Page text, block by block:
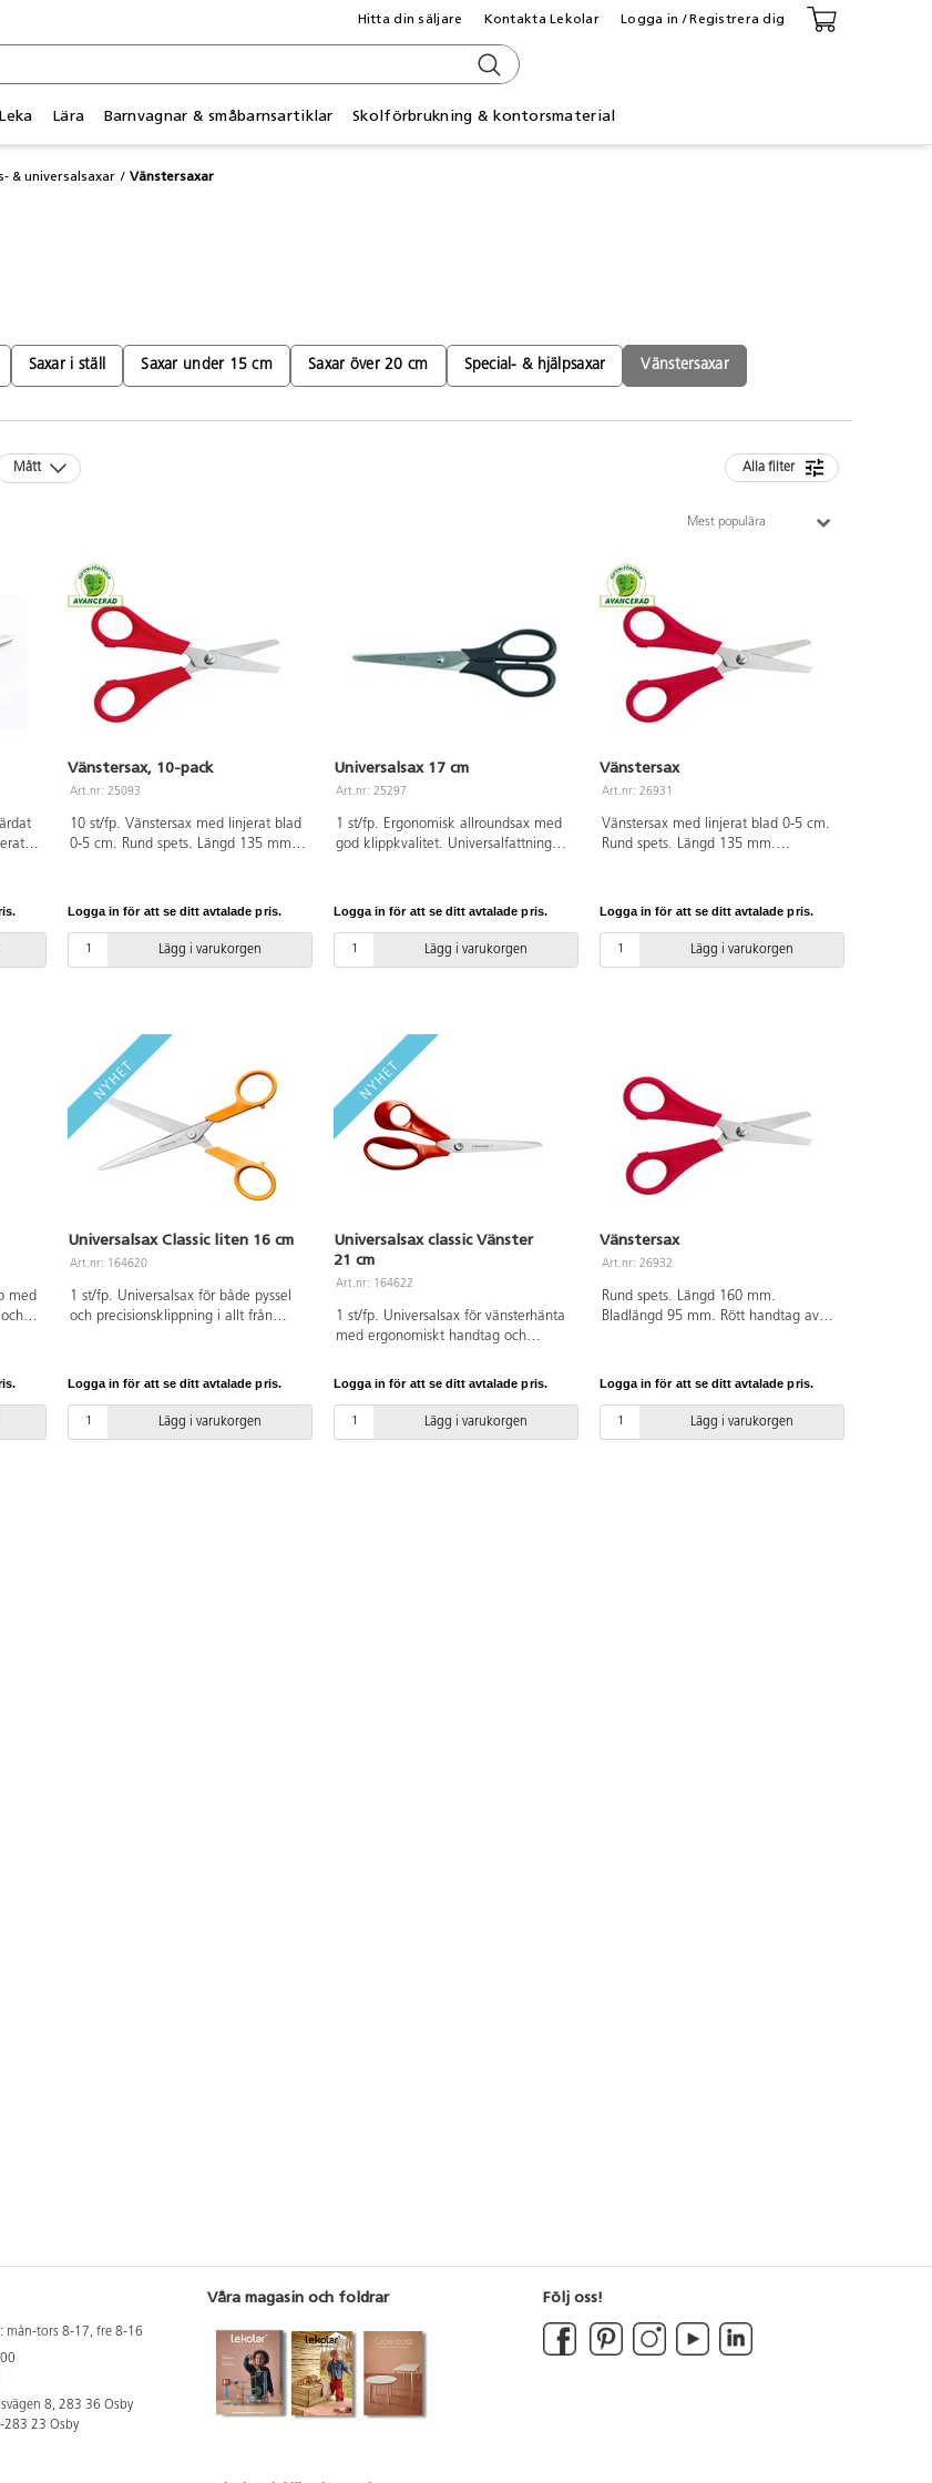
Leka Lära Barnvagnar & småbarnsartiklar Skolförbrukning & kontorsmaterial
Hitta din säljare Kontakta Lekolar Logga in / Registrera dig
& universalsaxar Vänstersaxar
Saxar i ställ Saxar under 15 cm Saxar över 20 cm Special- & hjälpsaxar Vänstersaxar
Mått Alla filter
Mest populära
Vänstersax, 10-pack
Art.nr: 25093
10 st/fp. Vänstersax med linjerat blad
0-5 cm. Rund spets. Längd 135 mm.
Logga in för att se ditt avtalade pris.
Lägg i varukorgen
Universalsax 17 cm
Art.nr: 25297
1 st/fp. Ergonomisk allroundsax med
god klippkvalitet. Universalfattning
Tillverkad i rostfritt stål och handtag i
Logga in för att se ditt avtalade pris.
Lägg i varukorgen
Vänstersax
Art.nr: 26931
Vänstersax med linjerat blad 0-5 cm.
Rund spets. Längd 135 mm.
Logga in för att se ditt avtalade pris.
Lägg i varukorgen
med
Universalsax Classic liten 16 cm
Art.nr: 164620
1 st/fp. Universalsax för både pyssel
och precisionsklippning i allt från
höger- och vänsterhänta. Längd
Tillverkad i rostfritt stål och PBT.
Rengörs med fuktig trasa, tål
Logga in för att se ditt avtalade pris.
Lägg i varukorgen
Universalsax classic Vänster
21 cm
Art.nr: 164622
1 st/fp. Universalsax för vänsterhänta
med ergonomiskt handtag och
Längd 210 mm. Bladlängd 102 mm.
maskindisk.
Logga in för att se ditt avtalade pris.
Lägg i varukorgen
Vänstersax
Art.nr: 26932
Rund spets. Längd 160 mm.
Bladlängd 95 mm. Rött handtag av
Logga in för att se ditt avtalade pris.
Lägg i varukorgen
mån-tors 8-17, fre 8-16
8, 283 36 Osby
283 23 Osby
Våra magasin och foldrar Följ oss!